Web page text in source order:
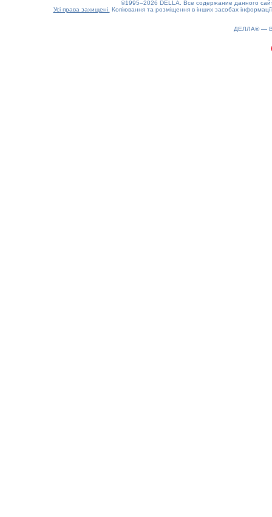
©1995–2026 DELLA. Все содержание данного
Усі права захищені. Копіювання та розміщення в інших засобах
ДЕЛЛА® —